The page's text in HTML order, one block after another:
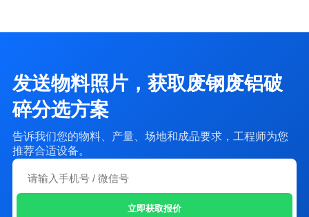
管理员回复： 可以的，我们有很多试机现
8000公斤用什么配置合适？ 管理员回复：
发送物料照片，获取废钢废铝破
碎分选方案
告诉我们您的物料、产量、场地和成品要求，工程师为您
推荐合适设备。
立即获取报价